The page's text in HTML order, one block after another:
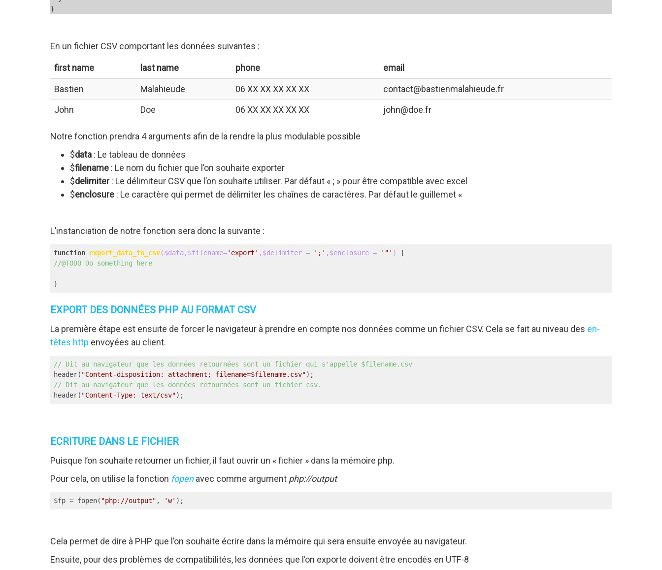
En un fichier CSV comportant les données suivantes :
first name last name phone email
Bastien Malahieude 06 XX XX XX XX XX
contact@bastienmalahieude.fr
John
Doe 06 XX XX XX XX XX john@doe.fr
Notre fonction prendra 4 arguments afin de la rendre la plus modulable possible
$data : Le tableau de données
$filename : Le nom du fichier que l’on souhaite exporter
$delimiter: Le délimiteur CSV que l’on souhaite utiliser. Par défaut « ; » pour être compatible avec excel
$enclosure : Le caractère qui permet de délimiter les chaînes de caractères. Par défaut le guillemet «
L’instanciation de notre fonction sera donc la suivante :
function export_data_to_csv($data,$filename='export' ,$delimiter = ';' ,$enclosure = '"' )
//@TODO Do something here
}
EXPORT DES DONNÉES PHP AU FORMAT CSV
La première étape est ensuite de forcer le navigateur à prendre en compte nos données comme un fichier CSV. Cela se fait au niveau des en-
têtes http envoyées au client.
// Dit au navigateur que les données retournées sont un fichier qui s'appelle $filename.csv
header( "Content-disposition: attachment; filename=$filename.csv"
// Dit au navigateur que les données retournées sont un fichier csv.
header( "Content-Type: text/csv");
ECRITURE DANS LE FICHIER
Puisque l’on souhaite retourner un fichier, il faut ouvrir un « fichier » dans la mémoire php.
Pour cela, on utilise la fonction fopenavec comme argument php://output
$fp = fopen( "php://output" , 'w' );
Cela permet de dire à PHP que l’on souhaite écrire dans la mémoire qui sera ensuite envoyée au navigateur.
Ensuite, pour des problèmes de compatibilités, les données que l’on exporte doivent être encodés en UTF-8